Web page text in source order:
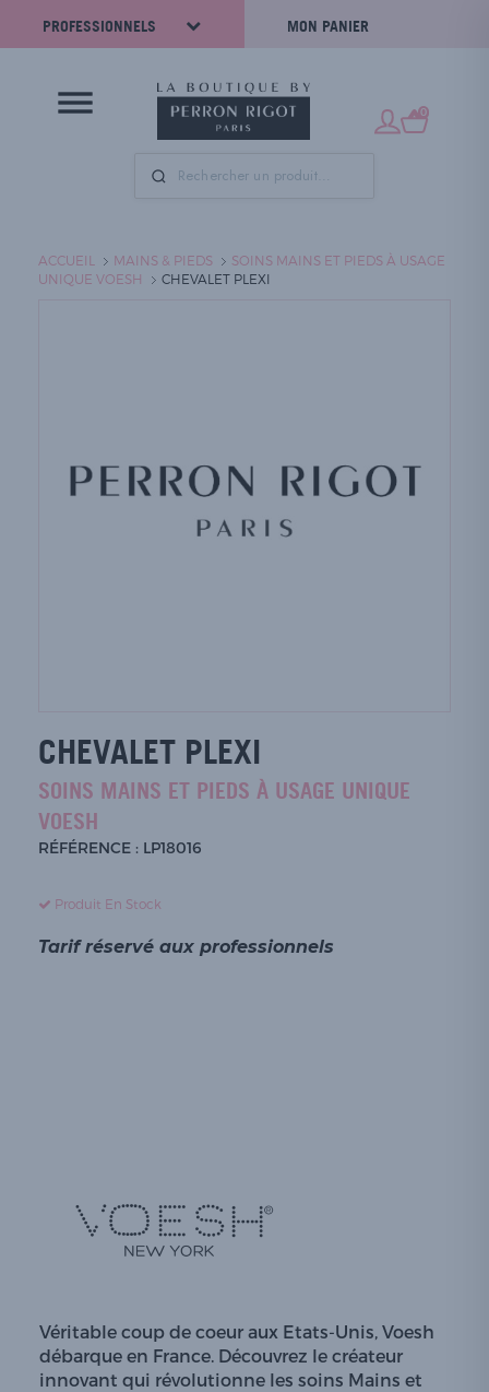
PROFESSIONNELS MON PANIER
0
ACCUEIL MAINS & PIEDS
SOINS MAINS ET PIEDS À USAGE
UNIQUE VOESH
CHEVALET PLEXI
CHEVALET PLEXI
SOINS MAINS ET PIEDS À USAGE UNIQUE
VOESH
RÉFÉRENCE : LP18016
Produit En Stock
Tarif réservé aux professionnels
Véritable coup de coeur aux Etats-Unis, Voesh
débarque en France. Découvrez le créateur
innovant qui révolutionne les soins Mains et